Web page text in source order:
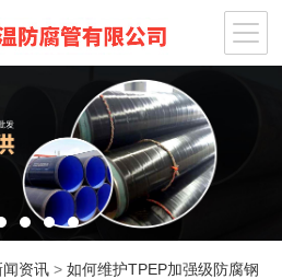
闻资讯 > 如何维护TPEP加强级防腐钢